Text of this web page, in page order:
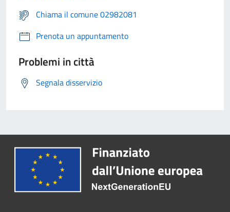
Chiama il comune 02982081
Prenota un appuntamento
Problemi in città
Segnala disservizio